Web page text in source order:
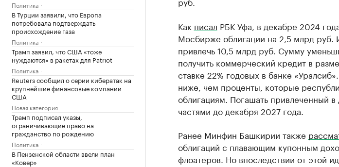
Политика
В Турции заявили, что Европа
потребовала подтверждать
происхождение газа
Политика
Трамп заявил, что США «тоже
нуждаются» в ракетах для Patriot
Политика
Reuters сообщил о серии кибератак на
крупнейшие финансовые компании
США
Новая категория
Трамп подписал указы,
ограничивающие право на
гражданство по рождению
Политика
В Пензенской области ввели план
«Ковер»
Как писал РБК Уфа, в декабре 2024
Мосбирже облигации на 2,5 млрд руб.
привлечь 10,5 млрд руб. Сумму
получить коммерческий кредит в
ставке 22% годовых в банке
ниже, чем проценты, которые
облигациям. Погашать привлеченный
частями до декабря 2027 года.
Ранее Минфин Башкирии также
облигаций с плавающим купонным
флоатеров. Но впоследствии от этой